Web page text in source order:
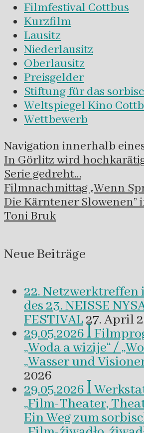
Filmfestival Cottbus
Kurzfilm
Lausitz
Niederlausitz
Oberlausitz
Preisgelder
Stiftung für das
Weltspiegel Kino
Wettbewerb
Navigation innerhalb
In Görlitz wird
Serie gedreht…
Filmnachmittag „Wenn
Die Kärntener Slowenen”
Toni Bruk
Neue Beiträge
22. Netzwerktreffen
des 23. NEISSE
FESTIVAL27. April
29.05.2026 ꟾ
„Woda a wizije“ /
„Wasser und
2026
29.05.2026 ꟾ
„Film-Theater,
Ein Weg zum